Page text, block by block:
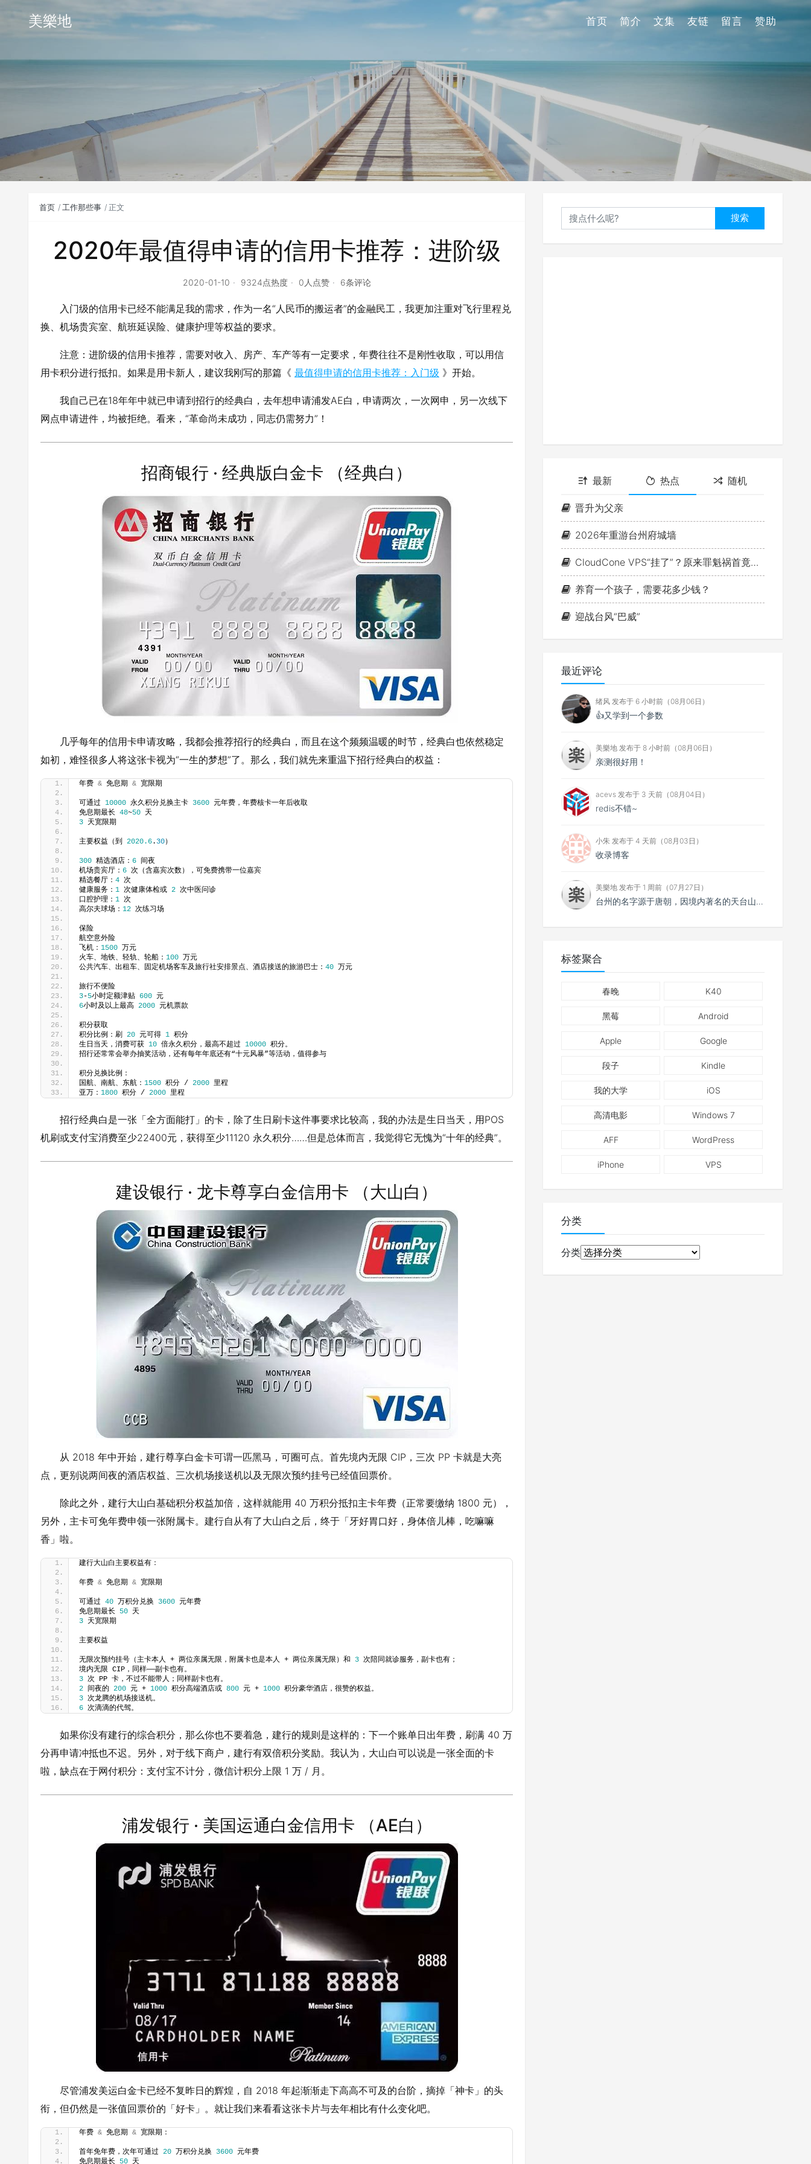
美樂地 首页 简介 文集 友链 留言 赞助
首页 工作那些事 正文
2020年最值得申请的信用卡推荐：进阶级
2020-01-10 9324点热度 0人点赞 6条评论
入门级的信用卡已经不能满足我的需求，作为一名“人民币的搬运者”的金融民工，我更加注重对飞行里程兑
换、机场贵宾室、航班延误险、健康护理等权益的要求。
注意：进阶级的信用卡推荐，需要对收入、房产、车产等有一定要求，年费往往不是刚性收取，可以用信
用卡积分进行抵扣。如果是用卡新人，建议我刚写的那篇《 最值得申请的信用卡推荐：入门级 》开始。
我自己已在18年年中就已申请到招行的经典白，去年想申请浦发AE白，申请两次，一次网申，另一次线下
网点申请进件，均被拒绝。看来，“革命尚未成功，同志仍需努力”！
招商银行 · 经典版白金卡 （经典白）
几乎每年的信用卡申请攻略，我都会推荐招行的经典白，而且在这个频频温暖的时节，经典白也依然稳定
如初，难怪很多人将这张卡视为“一生的梦想”了。那么，我们就先来重温下招行经典白的权益：
年费 & 免息期 & 宽限期
可通过 10000 永久积分兑换主卡 3600 元年费，年费核卡一年后收取
免息期最长 48~50 天
3 天宽限期
主要权益（到 2020.6. 30）
300 精选酒店： 6 间夜
机场贵宾厅： 6 次（含嘉宾次数），可免费携带一位嘉宾
精选餐厅： 4 次
健康服务： 1 次健康体检或 2 次中医问诊
口腔护理： 1 次
高尔夫球场： 12 次练习场
保险
航空意外险
飞机： 1500 万元
火车、地铁、轻轨、轮船： 100 万元
公共汽车、出租车、固定机场客车及旅行社安排景点、酒店接送的旅游巴士： 40 万元
旅行不便险
3-5小时定额津贴 600 元
6小时及以上最高 2000 元机票款
积分获取
积分比例：刷 20 元可得 1 积分
生日当天，消费可获 10 倍永久积分，最高不超过 10000 积分。
招行还常常会举办抽奖活动，还有每年年底还有“十元风暴”等活动，值得参与
积分兑换比例：
国航、南航、东航： 1500 积分 / 2000 里程
亚万： 1800 积分 / 2000 里程
招行经典白是一张「全方面能打」的卡，除了生日刷卡这件事要求比较高，我的办法是生日当天，用POS
机刷或支付宝消费至少22400元，获得至少11120 永久积分……但是总体而言，我觉得它无愧为“十年的经典”。
建设银行 · 龙卡尊享白金信用卡 （大山白）
从 2018 年中开始，建行尊享白金卡可谓一匹黑马，可圈可点。首先境内无限 CIP，三次 PP 卡就是大亮
点，更别说两间夜的酒店权益、三次机场接送机以及无限次预约挂号已经值回票价。
除此之外，建行大山白基础积分权益加倍，这样就能用 40 万积分抵扣主卡年费（正常要缴纳 1800 元），
另外，主卡可免年费申领一张附属卡。建行自从有了大山白之后，终于「牙好胃口好，身体倍儿棒，吃嘛嘛
香」啦。
建行大山白主要权益有：
年费 & 免息期 & 宽限期
可通过 40 万积分兑换 3600 元年费
免息期最长 50 天
3 天宽限期
主要权益
无限次预约挂号（主卡本人 + 两位亲属无限，附属卡也是本人 + 两位亲属无限）和 3 次陪同就诊服务，副卡也有；
境内无限 CIP，同样——副卡也有。
3 次 PP 卡，不过不能带人；同样副卡也有。
2 间夜的 200 元 + 1000 积分高端酒店或 800 元 + 1000 积分豪华酒店，很赞的权益。
3 次龙腾的机场接送机。
6 次滴滴的代驾。
如果你没有建行的综合积分，那么你也不要着急，建行的规则是这样的：下一个账单日出年费，刷满 40 万
分再申请冲抵也不迟。另外，对于线下商户，建行有双倍积分奖励。我认为，大山白可以说是一张全面的卡
啦，缺点在于网付积分：支付宝不计分，微信计积分上限 1 万 / 月。
浦发银行 · 美国运通白金信用卡 （AE白）
尽管浦发美运白金卡已经不复昨日的辉煌，自 2018 年起渐渐走下高高不可及的台阶，摘掉「神卡」的头
衔，但仍然是一张值回票价的「好卡」。就让我们来看看这张卡片与去年相比有什么变化吧。
年费 & 免息期 & 宽限期：
首年免年费，次年可通过 20 万积分兑换 3600 元年费
免息期最长 50 天
搜索
最新 热点 随机
晋升为父亲
2026年重游台州府城墙
CloudCone VPS“挂了”？原来罪魁祸首竟是MTU
养育一个孩子，需要花多少钱？
迎战台风“巴威”
最近评论
绪风 发布于 6 小时前（08月06日）
👍又学到一个参数
美樂地 发布于 8 小时前（08月06日）
亲测很好用！
acevs 发布于 3 天前（08月04日）
redis不错~
小朱 发布于 4 天前（08月03日）
收录博客
美樂地 发布于 1 周前（07月27日）
台州的名字源于唐朝，因境内著名的天台山而得名。
标签聚合
春晚 K40
黑莓 Android
Apple Google
段子 Kindle
我的大学 iOS
高清电影 Windows 7
AFF WordPress
iPhone VPS
分类
分类